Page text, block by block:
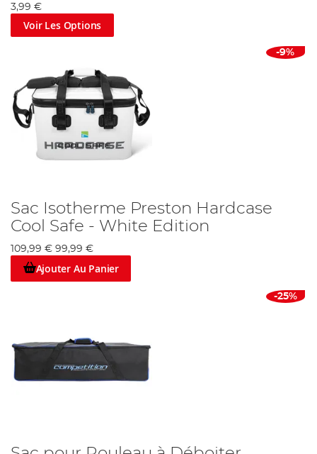
3,99 €
Voir Les Options
-9%
Sac Isotherme Preston Hardcase
Cool Safe - White Edition
109,99 € 99,99 €
Ajouter Au Panier
-25%